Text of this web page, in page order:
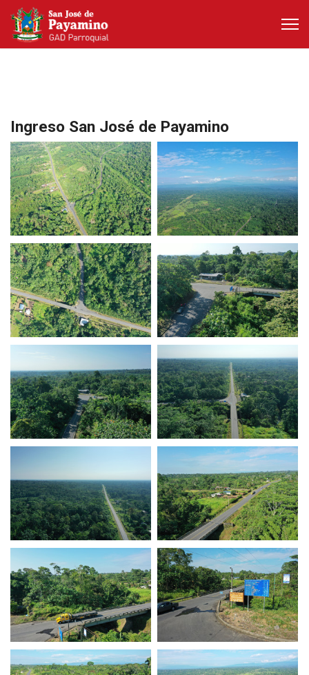
Ingreso San José de Payamino